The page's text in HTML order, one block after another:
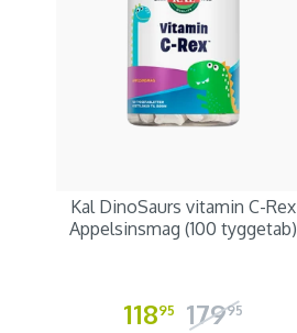
Kal DinoSaurs vitamin C-Rex
Appelsinsmag (100 tyggetab)
11895 17995